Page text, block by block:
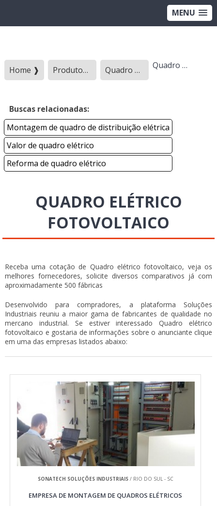
MENU
Home ❱ Produtos ❱ Quadro eletrico - Categoria ❱ Quadro elétrico fotovoltaico
Buscas relacionadas:
Montagem de quadro de distribuição elétrica
Valor de quadro elétrico
Reforma de quadro elétrico
QUADRO ELÉTRICO
FOTOVOLTAICO
Receba uma cotação de Quadro elétrico fotovoltaico, veja os
melhores fornecedores, solicite diversos comparativos já com
aproximadamente 500 fábricas
Desenvolvido para compradores, a plataforma Soluções
Industriais reuniu a maior gama de fabricantes de qualidade no
mercano industrial. Se estiver interessado Quadro elétrico
fotovoltaico e gostaria de informações sobre o anunciante clique
em uma das empresas listados abaixo:
SONATECH SOLUÇÕES INDUSTRIAIS/ RIO DO SUL - SC
EMPRESA DE MONTAGEM DE QUADROS ELÉTRICOS